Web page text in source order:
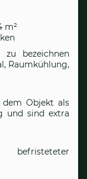
m²
bezeichnen
Raumkühlung,
Objekt als
und sind extra